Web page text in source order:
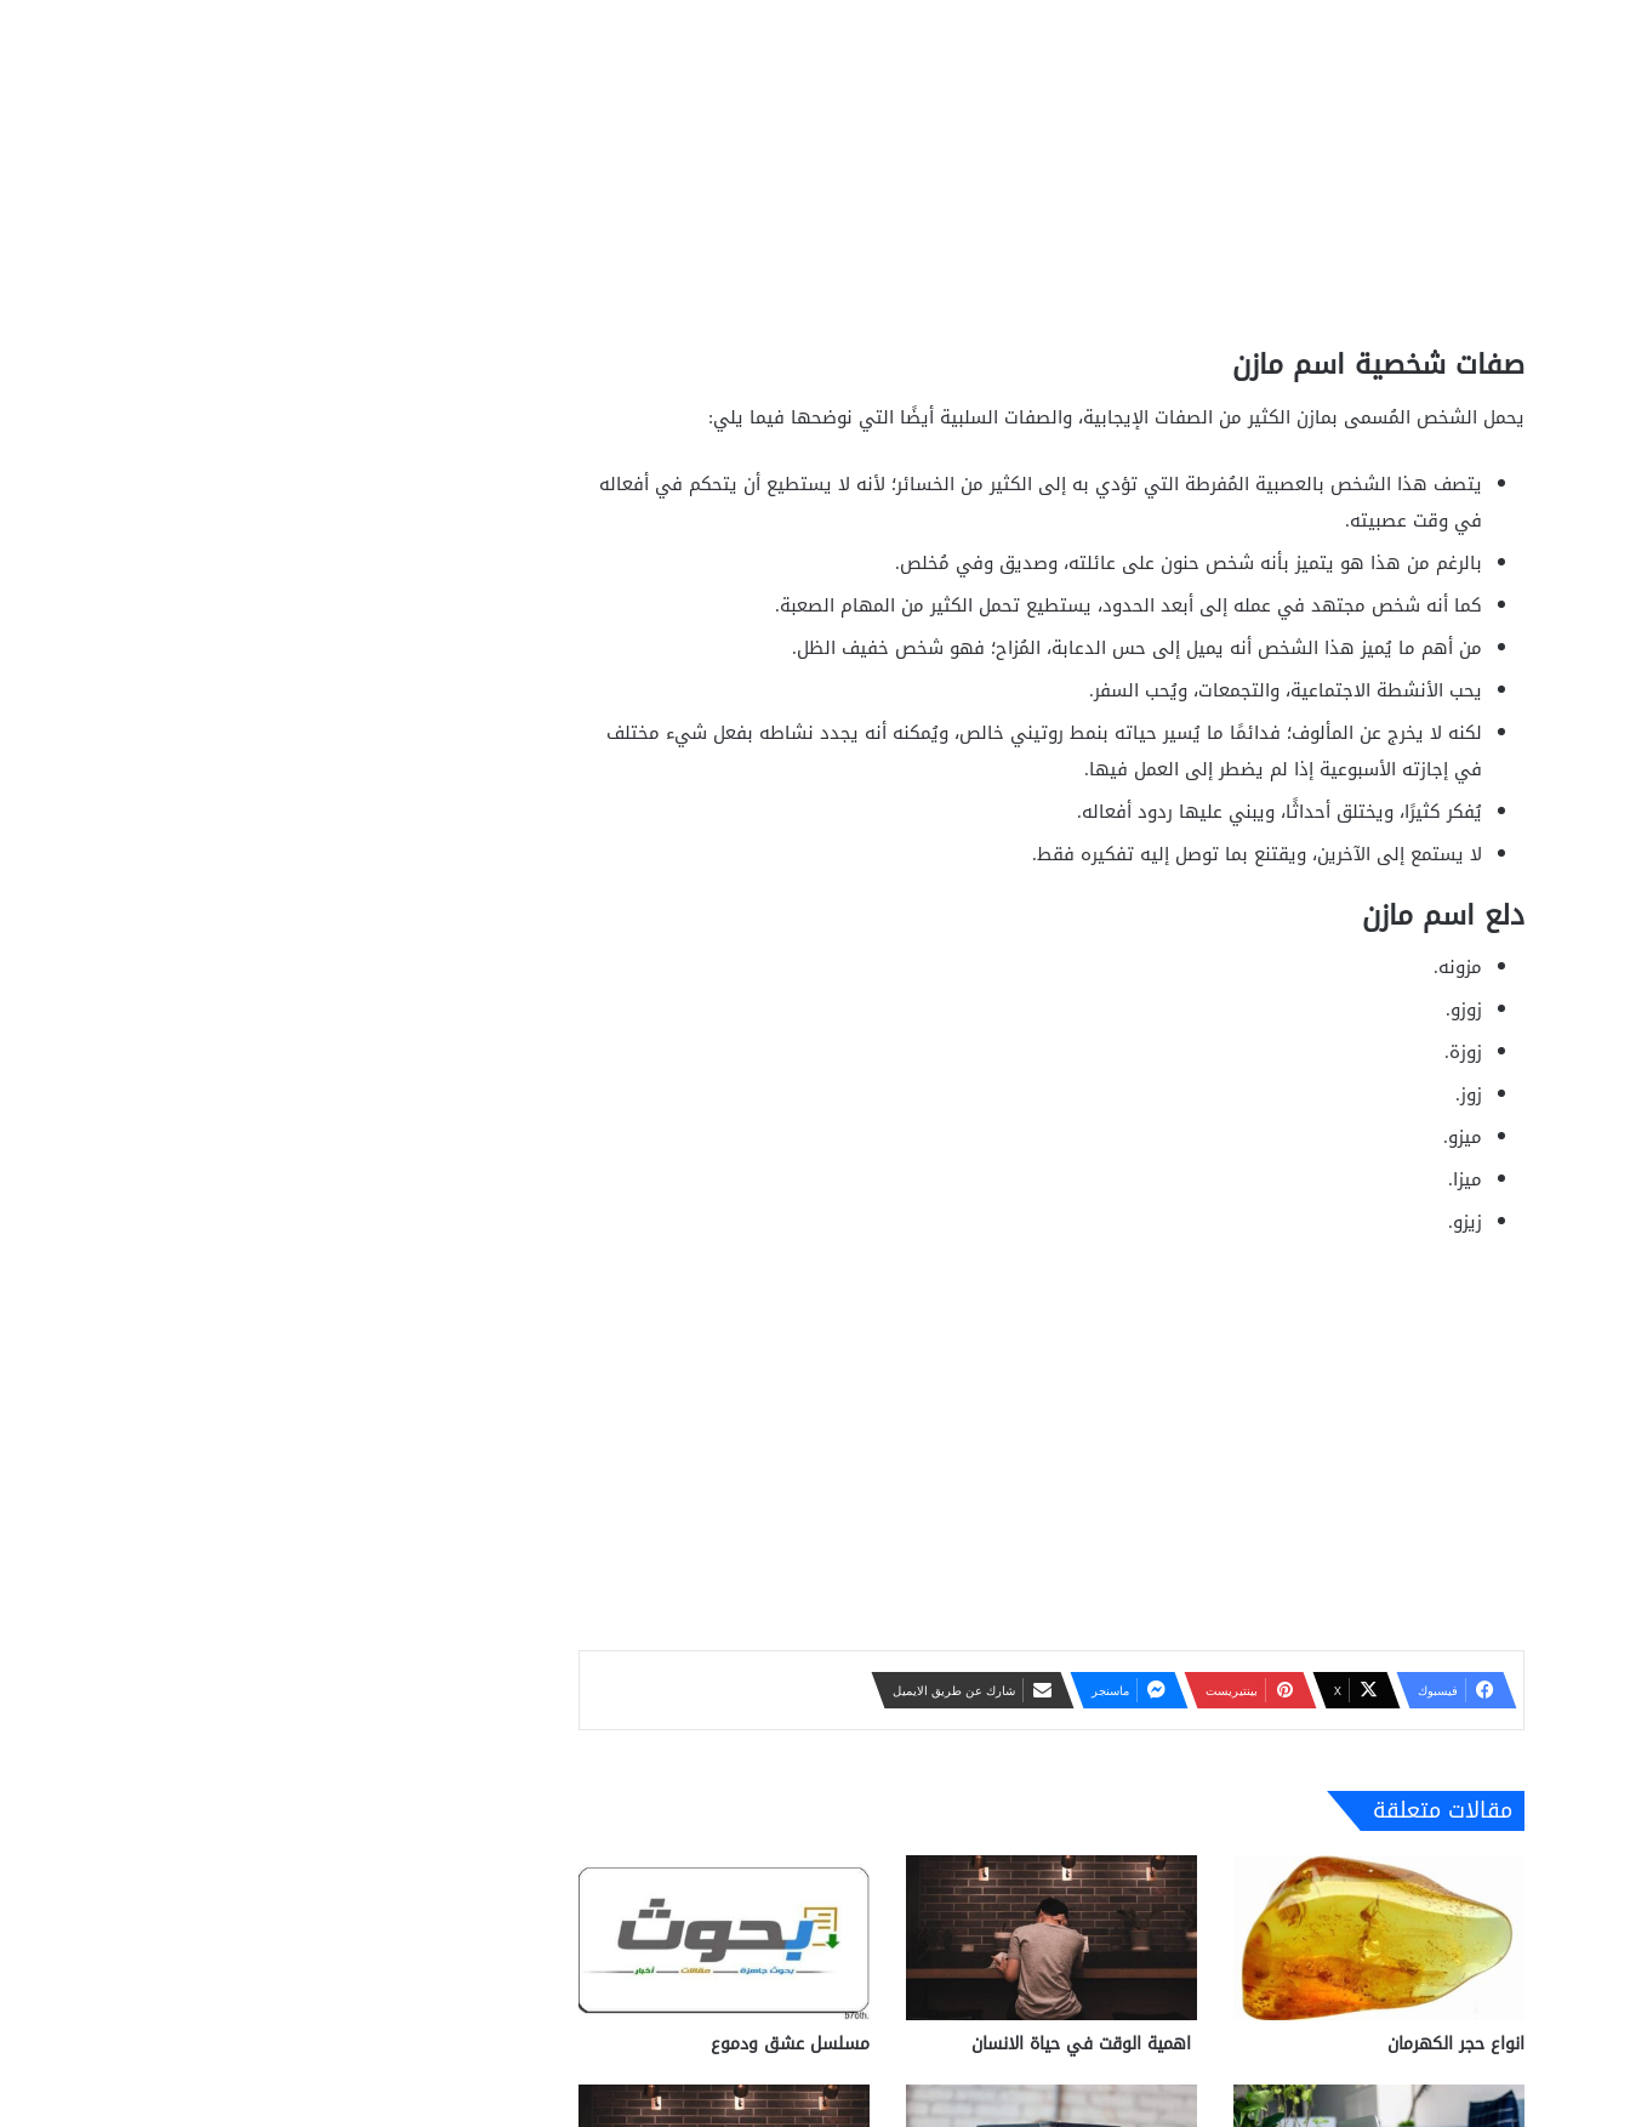
صفات شخصية اسم مازن
يحمل الشخص المُسمى بمازن الكثير من الصفات الإيجابية، والصفات السلبية أيضًا التي نوضحها فيما يلي:
يتصف هذا الشخص بالعصبية المُفرطة التي تؤدي به إلى الكثير من الخسائر؛ لأنه لا يستطيع أن يتحكم في أفعاله
في وقت عصبيته.
بالرغم من هذا هو يتميز بأنه شخص حنون على عائلته، وصديق وفي مُخلص.
كما أنه شخص مجتهد في عمله إلى أبعد الحدود، يستطيع تحمل الكثير من المهام الصعبة.
من أهم ما يُميز هذا الشخص أنه يميل إلى حس الدعابة، المُزاح؛ فهو شخص خفيف الظل.
يحب الأنشطة الاجتماعية، والتجمعات، ويُحب السفر.
لكنه لا يخرج عن المألوف؛ فدائمًا ما يُسير حياته بنمط روتيني خالص، ويُمكنه أنه يجدد نشاطه بفعل شيء مختلف
في إجازته الأسبوعية إذا لم يضطر إلى العمل فيها.
يُفكر كثيرًا، ويختلق أحداثًا، ويبني عليها ردود أفعاله.
لا يستمع إلى الآخرين، ويقتنع بما توصل إليه تفكيره فقط.
دلع اسم مازن
مزونه.
زوزو.
زوزة.
زوز.
ميزو.
ميزا.
زيزو.
فيسبوك ‫X بينتيريست ماسنجر شارك عن طريق الايميل
مقالات متعلقة
انواع حجر الكهرمان اهمية الوقت في حياة الانسان مسلسل عشق ودموع